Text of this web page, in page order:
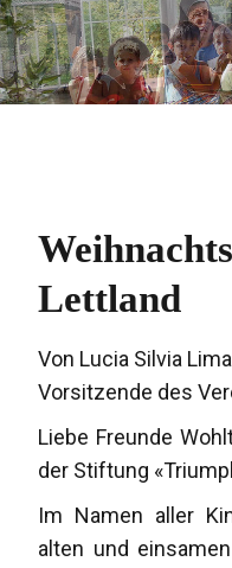
Lettland
Von Lucia Silvia
Vorsitzende des
Liebe Freunde
der Stiftung
Im Namen aller
alten und